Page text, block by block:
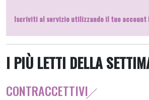
Iscriviti al servizio utilizzando il tuo account
I PIÙ LETTI DELLA
CONTRACCETTIVI